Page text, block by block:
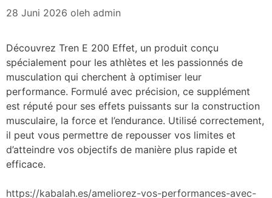
28 Juni 2026 oleh admin
Découvrez Tren E 200 Effet, un produit conçu
spécialement pour les athlètes et les passionnés de
musculation qui cherchent à optimiser leur
performance. Formulé avec précision, ce supplément
est réputé pour ses effets puissants sur la construction
musculaire, la force et l’endurance. Utilisé correctement,
il peut vous permettre de repousser vos limites et
d’atteindre vos objectifs de manière plus rapide et
efficace.
https://kabalah.es/ameliorez-vos-performances-avec-